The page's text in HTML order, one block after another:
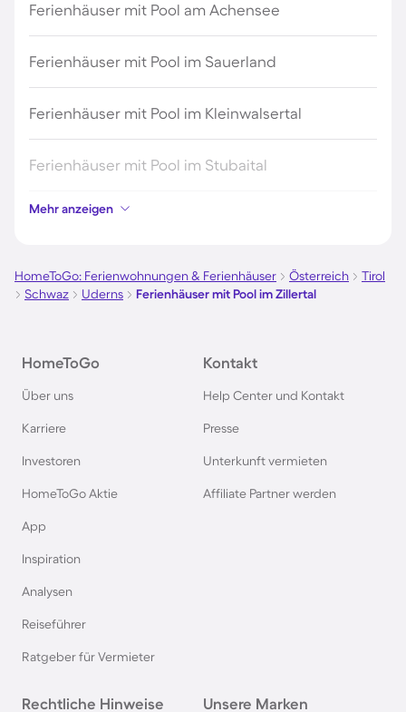
Ferienhäuser mit Pool am Achensee
Ferienhäuser mit Pool im Sauerland
Ferienhäuser mit Pool im Kleinwalsertal
Ferienhäuser mit Pool im Stubaital
Ferienhäuser mit Pool auf Elba
Ferienhäuser mit Pool im Ötztal
Ferienhäuser mit Pool in Fiss
Ferienhäuser mit Pool im Odenwald
Ferienhäuser mit Pool in Dubai
Ferienhäuser mit Pool in Kapstadt
Mehr anzeigen
HomeToGo: Ferienwohnungen & Ferienhäuser Österreich
Tirol
Schwaz
Uderns Ferienhäuser mit Pool im Zillertal
HomeToGo
Über uns
Karriere
Investoren
HomeToGo Aktie
App
Inspiration
Analysen
Reiseführer
Ratgeber für Vermieter
Kontakt
Help Center und Kontakt
Presse
Unterkunft vermieten
Affiliate Partner werden
Rechtliche Hinweise Unsere Marken